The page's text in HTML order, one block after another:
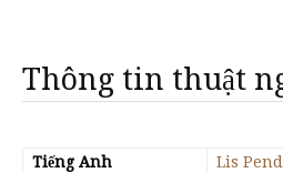
Thông tin thuật
Tiếng Anh
Lis